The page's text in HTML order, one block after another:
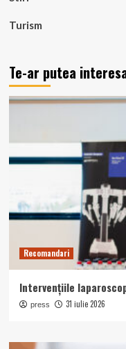
Turism
Te-ar putea
Recomandari
Intervențiile
press 31 iulie 2026